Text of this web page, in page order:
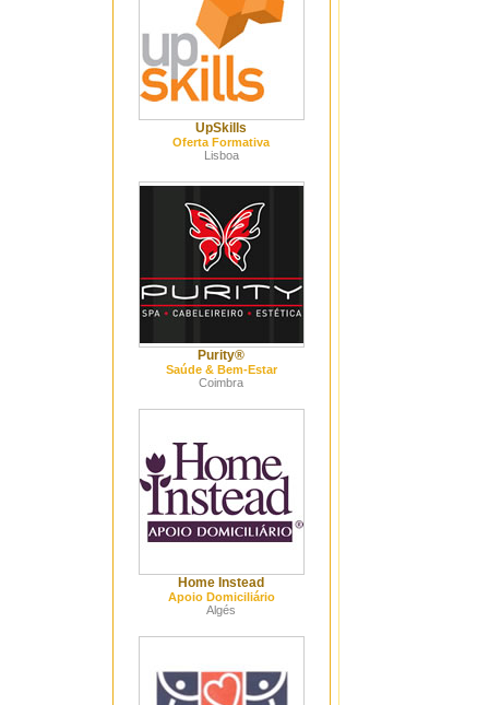
UpSkills
Oferta Formativa
Lisboa
Purity®
Saúde & Bem-Estar
Coimbra
Home Instead
Apoio Domiciliário
Algés